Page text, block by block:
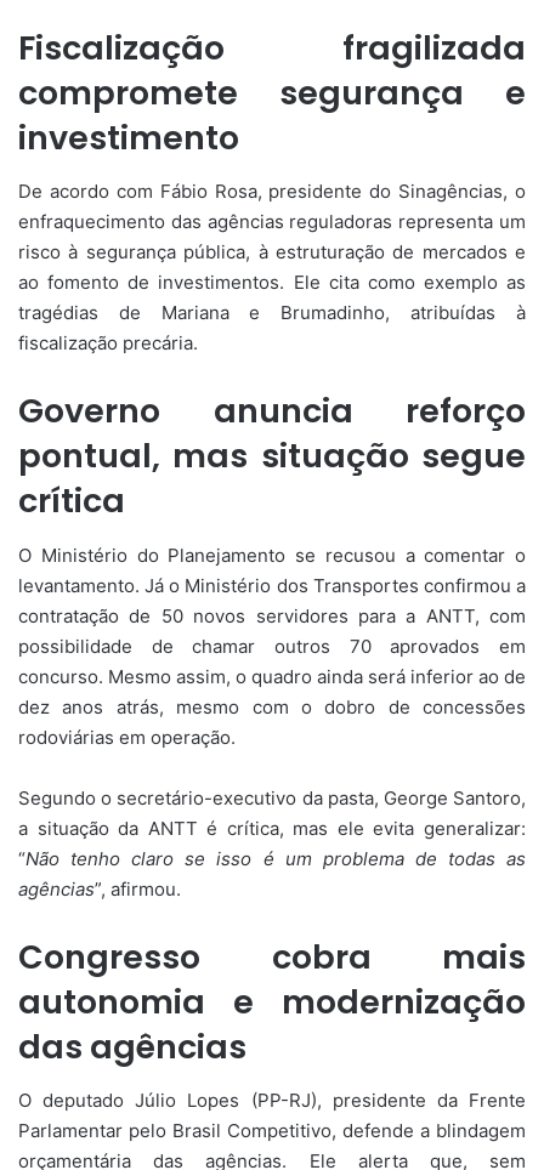
Fiscalização fragilizada
compromete segurança e
investimento
De acordo com Fábio Rosa, presidente do Sinagências, o
enfraquecimento das agências reguladoras representa um
risco à segurança pública, à estruturação de mercados e
ao fomento de investimentos. Ele cita como exemplo as
tragédias de Mariana e Brumadinho, atribuídas à
fiscalização precária.
Governo anuncia reforço
pontual, mas situação segue
crítica
O Ministério do Planejamento se recusou a comentar o
levantamento. Já o Ministério dos Transportes confirmou a
contratação de 50 novos servidores para a ANTT, com
possibilidade de chamar outros 70 aprovados em
concurso. Mesmo assim, o quadro ainda será inferior ao de
dez anos atrás, mesmo com o dobro de concessões
rodoviárias em operação.
Segundo o secretário-executivo da pasta, George Santoro,
a situação da ANTT é crítica, mas ele evita generalizar:
“Não tenho claro se isso é um problema de todas as
agências”, afirmou.
Congresso cobra mais
autonomia e modernização
das agências
O deputado Júlio Lopes (PP-RJ), presidente da Frente
Parlamentar pelo Brasil Competitivo, defende a blindagem
orçamentária das agências. Ele alerta que, sem